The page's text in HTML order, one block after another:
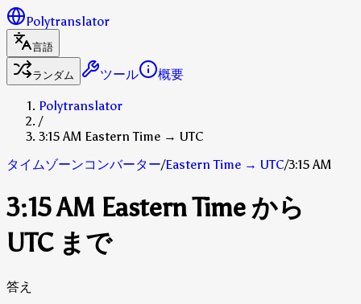
Polytranslator
言語
ランダム ツール 概要
Polytranslator
/
3:15 AM Eastern Time → UTC
タイムゾーンコンバーター/Eastern Time → UTC/3:15 AM
3:15 AM Eastern Time から
UTC まで
答え